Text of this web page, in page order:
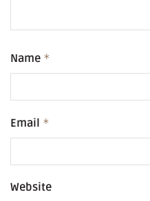
Name *
Email *
Website